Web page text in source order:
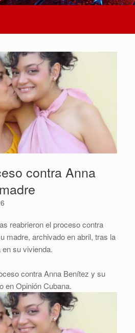
contra Anna
reabrieron el proceso contra
madre, archivado en abril, tras la
su vivienda.
contra Anna Benítez y su
en Opinión Cubana.